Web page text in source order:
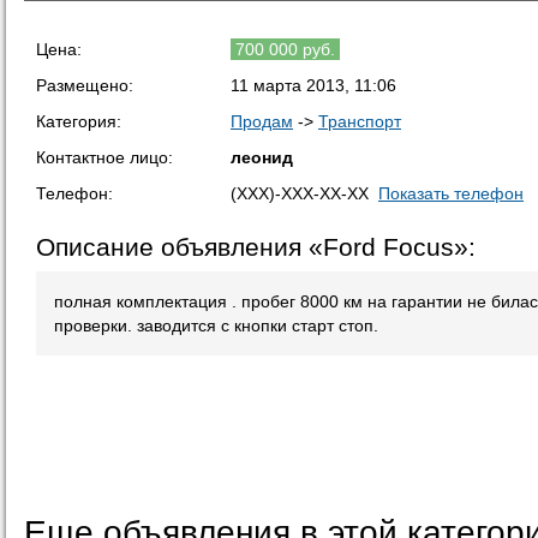
Цена:
700 000 руб.
Размещено:
11 марта 2013, 11:06
Категория:
Продам -> Транспорт
Контактное лицо:
леонид
Телефон:
(XXX)-XXX-XX-XX Показать телефон
Описание объявления «Ford Focus»:
полная комплектация . пробег 8000 км на гарантии не
проверки. заводится с кнопки старт стоп.